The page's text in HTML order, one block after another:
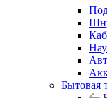
Бытовая